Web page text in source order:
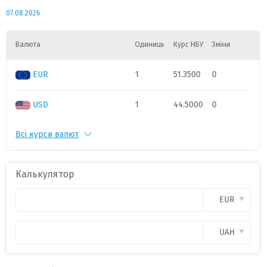
07.08.2026
Валюта Одиниць Курс НБУ Зміни
EUR 1 51.3500 0
USD 1 44.5000 0
PLN
Всі курси валют
Калькулятор
EUR
UAH